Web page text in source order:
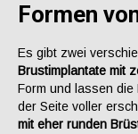
Formen
Es gibt zwei
Brustimplantate mit
Form und lassen
der Seite voller
mit eher runden